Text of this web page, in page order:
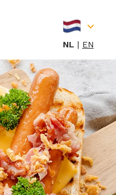
NL EN